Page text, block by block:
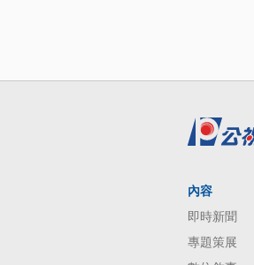
內容
即時新聞
專題策展